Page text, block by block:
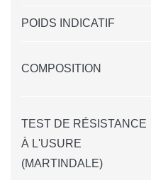
POIDS INDICATIF
COMPOSITION
TEST DE RÉSISTANCE
À L'USURE
(MARTINDALE)